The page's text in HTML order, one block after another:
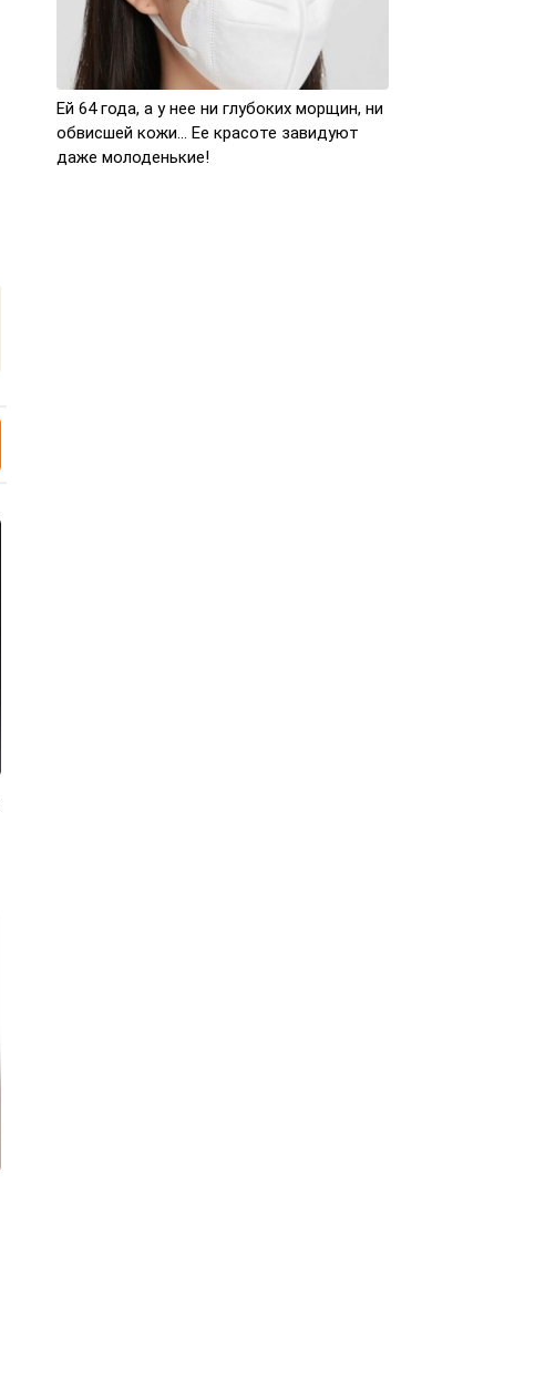
Ей 64 года, а у нее ни глубоких морщин, ни
обвисшей кожи… Ее красоте завидуют
даже молоденькие!